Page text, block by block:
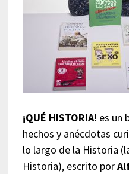
¡QUÉ HISTORIA! es un
hechos y anécdotas
lo largo de la Historia
Historia), escrito por